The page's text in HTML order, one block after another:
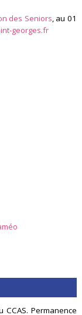
des Seniors, au 01
georges.fr
Permanence